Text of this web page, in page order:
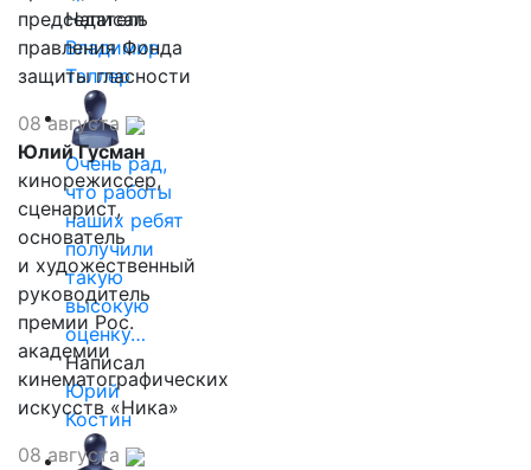
Написал
Владимир
Таллер
Очень рад,
что работы
наших ребят
получили
такую
высокую
оценку…
Написал
Юрий
Костин
председатель
правления Фонда
защиты гласности
08 августа
Юлий Гусман
кинорежиссер,
сценарист,
основатель
и художественный
руководитель
премии Рос.
академии
кинематографических
искусств «Ника»
08 августа